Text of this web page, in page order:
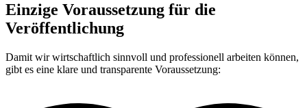
Einzige Voraussetzung für die
Veröffentlichung
Damit wir wirtschaftlich sinnvoll und professionell arbeiten können,
gibt es eine klare und transparente Voraussetzung: